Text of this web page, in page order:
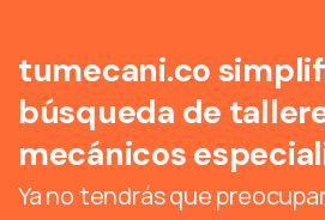
tumecani.co
búsqueda de
mecánicos
Ya no tendrás que